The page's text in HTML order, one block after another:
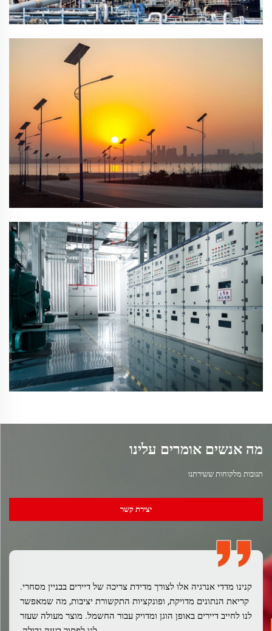
הגנה על ציוד מעבדה רגיש
מה אנשים אומרים עלינו
תגובות מלקוחות ששירתנו
יצירת קשר
קנינו מדדי אנרגיה אלו לצורך מדידת צריכה של דיירים בבניין מסחרי.
קריאת הנתונים מדויקת, ופונקציות התקשורת יציבות, מה שמאפשר
לנו לחייב דיירים באופן הוגן ומדויק עבור החשמל. מוצר מעולה שעזר